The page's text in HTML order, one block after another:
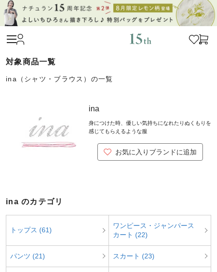
ina（シャツ・ブラウス）の一覧
ina
身につけた時、優しい気持ちになれたりぬくもりを
感じてもらえるような服
お気に入りブランドに追加
ina のカテゴリ
トップス (61)
ワンピース・ジャンパース
カート (22)
パンツ (21) スカート (23)